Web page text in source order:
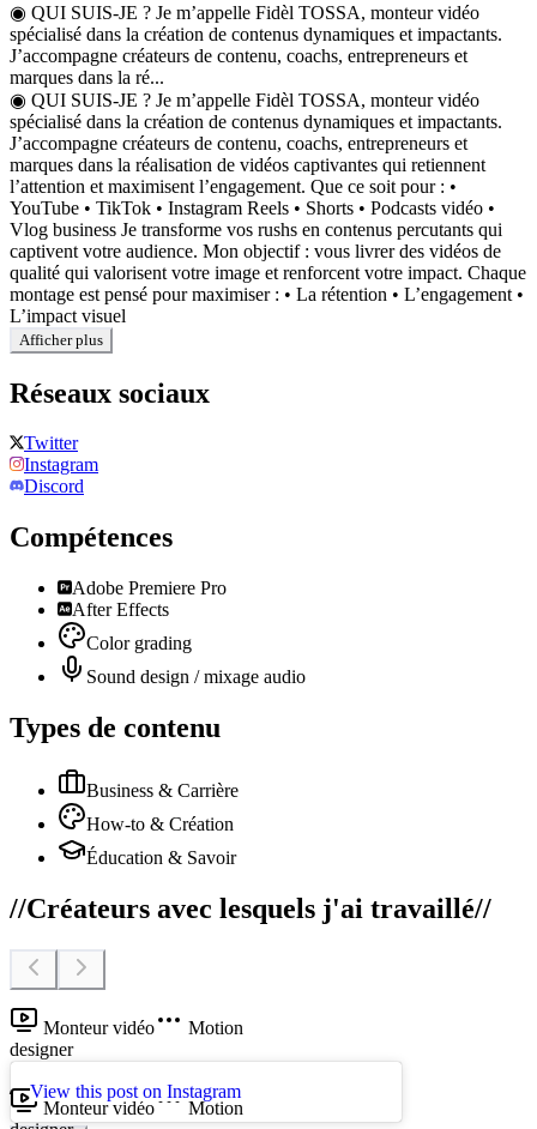
◉ QUI SUIS-JE ? Je m’appelle Fidèl TOSSA, monteur vidéo
spécialisé dans la création de contenus dynamiques et impactants.
J’accompagne créateurs de contenu, coachs, entrepreneurs et
marques dans la ré...
◉ QUI SUIS-JE ? Je m’appelle Fidèl TOSSA, monteur vidéo
spécialisé dans la création de contenus dynamiques et impactants.
J’accompagne créateurs de contenu, coachs, entrepreneurs et
marques dans la réalisation de vidéos captivantes qui retiennent
l’attention et maximisent l’engagement. Que ce soit pour : •
YouTube • TikTok • Instagram Reels • Shorts • Podcasts vidéo •
Vlog business Je transforme vos rushs en contenus percutants qui
captivent votre audience. Mon objectif : vous livrer des vidéos de
qualité qui valorisent votre image et renforcent votre impact. Chaque
montage est pensé pour maximiser : • La rétention • L’engagement •
L’impact visuel
Afficher plus
Réseaux sociaux
Twitter
Instagram
Discord
Compétences
Adobe Premiere Pro
After Effects
Color grading
Sound design / mixage audio
Types de contenu
Business & Carrière
How-to & Création
Éducation & Savoir
//Créateurs avec lesquels j'ai travaillé//
//Portfolio//
Monteur vidéo
Motion
Monteur vidéo
Motion
designer
View this post on Instagram